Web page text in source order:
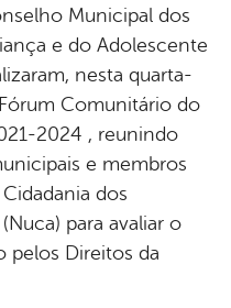
Municipal dos
e do Adolescente
nesta quarta-
Comunitário do
2024 , reunindo
e membros
dos
para avaliar o
pelos Direitos da